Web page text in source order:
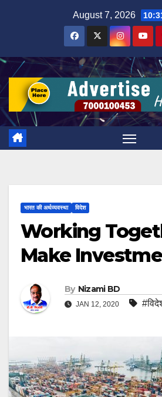
August 7, 2026
भारत की अर्थव्यवस्था विदेश
Working
Make
By Nizami BD
JAN 12, 2020